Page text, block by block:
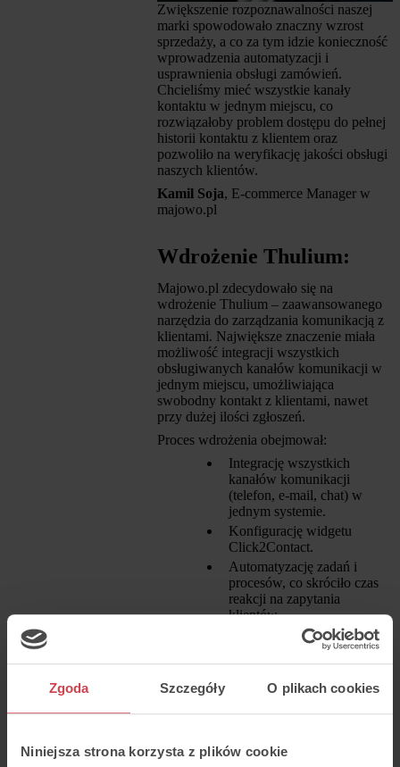
Zgoda Szczegóły O plikach cookies
Niniejsza strona korzysta z plików cookie
Zwiększenie rozpoznawalności naszej
marki spowodowało znaczny wzrost
sprzedaży, a co za tym idzie konieczność
wprowadzenia automatyzacji i
usprawnienia obsługi zamówień.
Chcieliśmy mieć wszystkie kanały
kontaktu w jednym miejscu, co
rozwiązałoby problem dostępu do pełnej
historii kontaktu z klientem oraz
pozwoliło na weryfikację jakości obsługi
naszych klientów.
Kamil Soja, E-commerce Manager w
majowo.pl
Wdrożenie Thulium:
Majowo.pl zdecydowało się na
wdrożenie Thulium – zaawansowanego
narzędzia do zarządzania komunikacją z
klientami. Największe znaczenie miała
możliwość integracji wszystkich
obsługiwanych kanałów komunikacji w
jednym miejscu, umożliwiająca
swobodny kontakt z klientami, nawet
przy dużej ilości zgłoszeń.
Proces wdrożenia obejmował:
Integrację wszystkich
kanałów komunikacji
(telefon, e-mail, chat) w
jednym systemie.
Konfigurację widgetu
Click2Contact.
Automatyzację zadań i
procesów, co skróciło czas
reakcji na zapytania
klientów.
Szkolenie zespołu obsługi
klienta w zakresie
korzystania z nowego
systemu.
szkolenieoraz możliwość darmowego